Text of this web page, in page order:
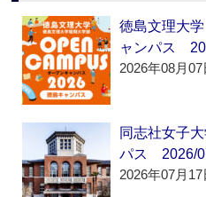
徳島文理大
ャンパス
2026年08月07
同志社女子
パス 2026/
2026年07月17